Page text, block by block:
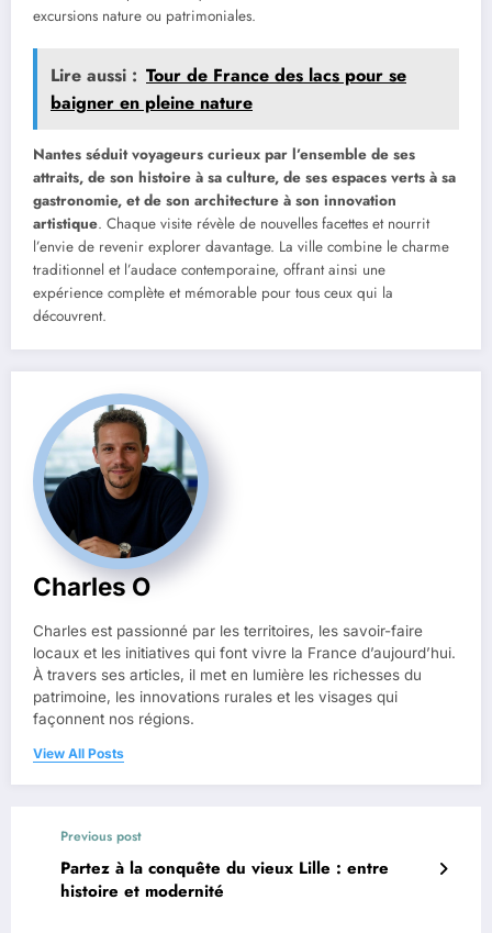
excursions nature ou patrimoniales.
Lire aussi : Tour de France des lacs pour se
baigner en pleine nature
Nantes séduit voyageurs curieux par l’ensemble de ses
attraits, de son histoire à sa culture, de ses espaces verts à sa
gastronomie, et de son architecture à son innovation
artistique. Chaque visite révèle de nouvelles facettes et nourrit
l’envie de revenir explorer davantage. La ville combine le charme
traditionnel et l’audace contemporaine, offrant ainsi une
expérience complète et mémorable pour tous ceux qui la
découvrent.
Charles O
Charles est passionné par les territoires, les savoir-faire
locaux et les initiatives qui font vivre la France d’aujourd’hui.
À travers ses articles, il met en lumière les richesses du
patrimoine, les innovations rurales et les visages qui
façonnent nos régions.
View All Posts
Previous post
Partez à la conquête du vieux Lille : entre
histoire et modernité